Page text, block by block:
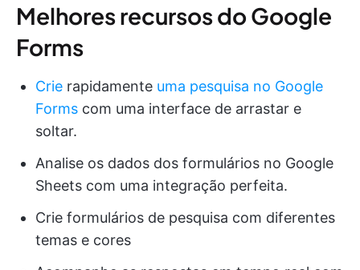
Melhores recursos do Google
Forms
Crie rapidamente uma pesquisa no Google
Forms com uma interface de arrastar e
soltar.
Analise os dados dos formulários no Google
Sheets com uma integração perfeita.
Crie formulários de pesquisa com diferentes
temas e cores